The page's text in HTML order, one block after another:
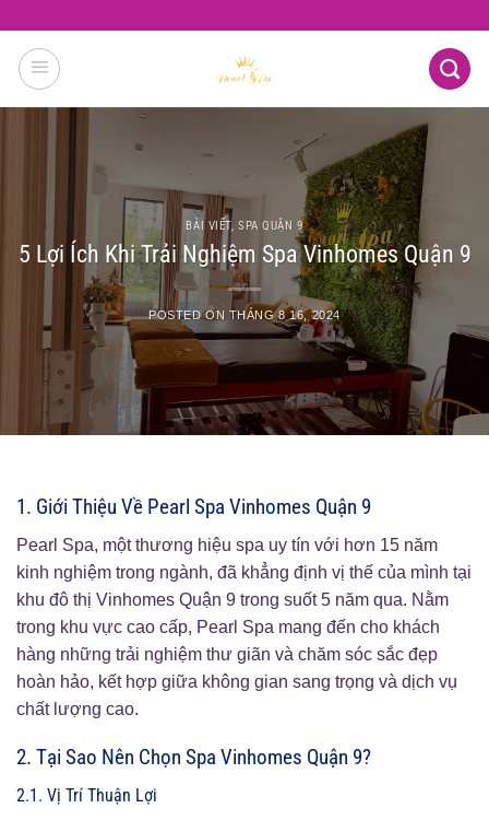
content
BÀI VIẾT, SPA QUẬN 9
5 Lợi Ích Khi Trải Nghiệm Spa Vinhomes Quận 9
POSTED ON THÁNG 8 16, 2024
1. Giới Thiệu Về Pearl Spa Vinhomes Quận 9
Pearl Spa, một thương hiệu spa uy tín với hơn 15 năm
kinh nghiệm trong ngành, đã khẳng định vị thế của mình tại
khu đô thị Vinhomes Quận 9 trong suốt 5 năm qua. Nằm
trong khu vực cao cấp, Pearl Spa mang đến cho khách
hàng những trải nghiệm thư giãn và chăm sóc sắc đẹp
hoàn hảo, kết hợp giữa không gian sang trọng và dịch vụ
chất lượng cao.
2. Tại Sao Nên Chọn Spa Vinhomes Quận 9?
2.1. Vị Trí Thuận Lợi